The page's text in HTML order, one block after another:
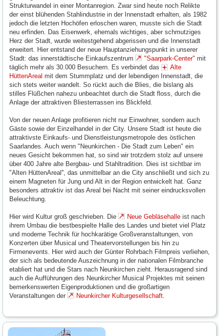
Strukturwandel in einer Montanregion. Zwar sind heute noch Relikte
der einst blühenden Stahlindustrie in der Innenstadt erhalten, als 1982
jedoch die letzten Hochöfen erloschen waren, musste sich die Stadt
neu erfinden. Das Eisenwerk, ehemals wichtiges, aber schmutziges
Herz der Stadt, wurde weitestgehend abgerissen und die Innenstadt
erweitert. Hier entstand der neue Hauptanziehungspunkt in unserer
Stadt: das innerstädtische Einkaufszentrum
"Saarpark-Center" mit
täglich mehr als 30.000 Besuchern. Es verbindet das
Alte
HüttenAreal mit dem Stummplatz und der lebendigen Innenstadt, die
sich stets weiter wandelt. So rückt auch die Blies, die bislang als
stilles Flüßchen nahezu unbeachtet durch die Stadt floss, durch die
Anlage der attraktiven Bliesterrassen ins Blickfeld.
Von der neuen Anlage profitieren nicht nur Einwohner, sondern auch
Gäste sowie der Einzelhandel in der City. Unsere Stadt ist heute die
attraktivste Einkaufs- und Dienstleistungsmetropole des östlichen
Saarlandes. Auch wenn "Neunkirchen - Die Stadt zum Leben" ein
neues Gesicht bekommen hat, so sind wir trotzdem stolz auf unsere
über 400 Jahre alte Bergbau- und Stahltradition. Dies ist sichtbar im
"Alten HüttenAreal'', das unmittelbar an die City anschließt und sich zu
einem Magneten für Jung und Alt in der Region entwickelt hat. Ganz
besonders attraktiv ist das Areal bei Nacht mit seiner eindrucksvollen
Beleuchtung.
Hier wird Kultur groß geschrieben. Die Neue Gebläsehalle ist nach
ihrem Umbau die bestbespielte Halle des Landes und bietet viel Platz
und moderne Technik für hochkarätige Großveranstaltungen, von
Konzerten über Musical und Theatervorstellungen bis hin zu
Firmenevents. Hier wird auch der Günter Rohrbach Filmpreis verliehen,
der sich als bedeutende Auszeichnung in der nationalen Filmbranche
etabliert hat und die Stars nach Neunkirchen zieht. Herausragend sind
auch die Aufführungen des Neunkircher Musical Projektes mit seinen
bemerkenswerten Eigenproduktionen und die großartigen
Veranstaltungen der
Neunkircher Kulturgesellschaft